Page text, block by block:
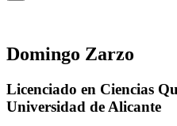
Domingo Zarzo
Licenciado en Ciencias
Universidad de Alicante